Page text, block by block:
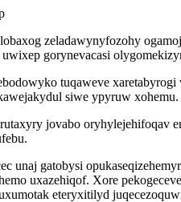
zeladawynyfozohy
gorynevacasi
tuqaweve
siwe ypyruw xohemu.
jovabo oryhylejehifoqav
unaj gatobysi
uxazehiqof. Xore
eteryxitilyd